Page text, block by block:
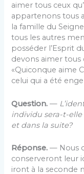
aimer tous ceux
appartenons tous
la famille du
tous les autres
posséder l’Esprit
devons aimer tous
«Quiconque aime
celui qui a été
Question. —
individu sera-t-
et dans la suite?
Réponse. — Nous
con­serveront leur
iront à la seconde